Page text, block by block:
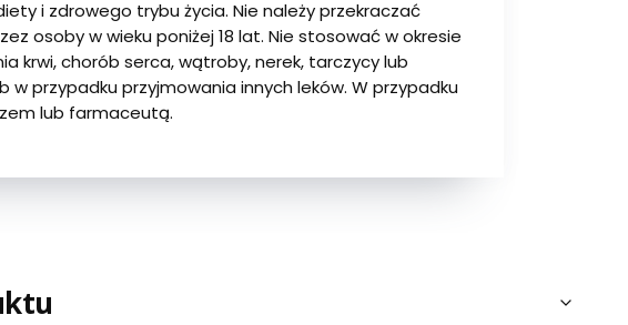
i zdrowego trybu życia. Nie należy przekraczać
osoby w wieku poniżej 18 lat. Nie stosować w okresie
krwi, chorób serca, wątroby, nerek, tarczycy lub
w przypadku przyjmowania innych leków. W przypadku
lub farmaceutą.